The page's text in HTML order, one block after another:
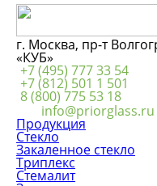
г. Москва, пр-т
«КУБ»
+7 (495) 777 33 54
+7 (812) 501 1 501
8 (800) 775 53 18
info@priorglass.ru
Продукция
Стекло
Закаленное стекло
Триплекс
Стемалит